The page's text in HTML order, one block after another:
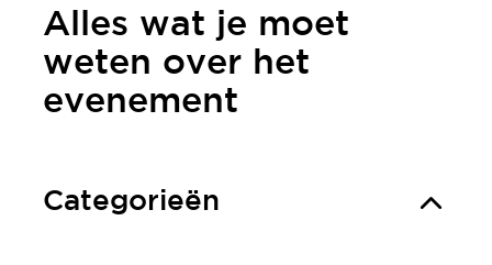
Alles wat je moet
weten over het
evenement
Categorieën